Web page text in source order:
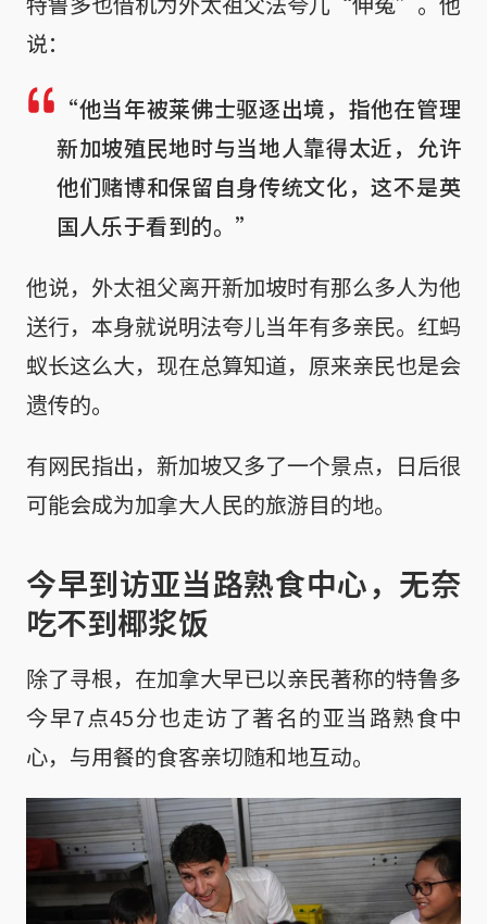
说：
“他当年被莱佛士驱逐出境，指他在管理
新加坡殖民地时与当地人靠得太近，允许
他们赌博和保留自身传统文化，这不是英
国人乐于看到的。”
他说，外太祖父离开新加坡时有那么多人为他
送行，本身就说明法夸儿当年有多亲民。红蚂
蚁长这么大，现在总算知道，原来亲民也是会
遗传的。
有网民指出，新加坡又多了一个景点，日后很
可能会成为加拿大人民的旅游目的地。
今早到访亚当路熟食中心，无奈
吃不到椰浆饭
除了寻根，在加拿大早已以亲民著称的特鲁多
今早7点45分也走访了著名的亚当路熟食中
心，与用餐的食客亲切随和地互动。